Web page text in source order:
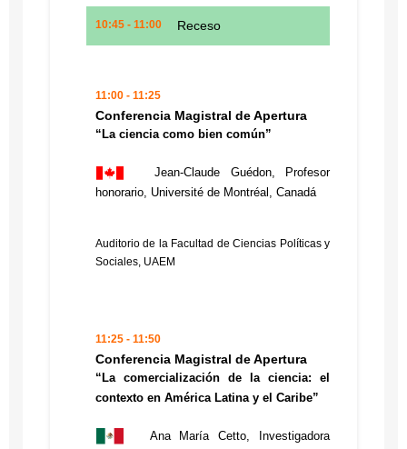
10:45 - 11:00 Receso
11:00 - 11:25
Conferencia Magistral de Apertura
“La ciencia como bien común”
Jean-Claude Guédon, Profesor
honorario, Université de Montréal, Canadá
Auditorio de la Facultad de Ciencias Políticas y
Sociales, UAEM
11:25 - 11:50
Conferencia Magistral de Apertura
“La comercialización de la ciencia: el
contexto en América Latina y el Caribe”
Ana María Cetto, Investigadora